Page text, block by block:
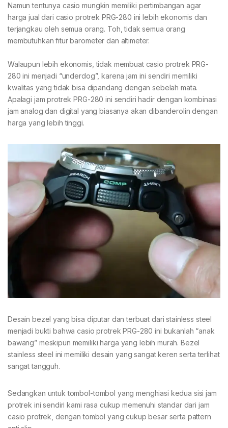
Namun tentunya casio mungkin memiliki pertimbangan agar
harga jual dari casio protrek PRG-280 ini lebih ekonomis dan
terjangkau oleh semua orang. Toh, tidak semua orang
membutuhkan fitur barometer dan altimeter.
Walaupun lebih ekonomis, tidak membuat casio protrek PRG-
280 ini menjadi “underdog”, karena jam ini sendiri memiliki
kwalitas yang tidak bisa dipandang dengan sebelah mata.
Apalagi jam protrek PRG-280 ini sendiri hadir dengan kombinasi
jam analog dan digital yang biasanya akan dibanderolin dengan
harga yang lebih tinggi.
Desain bezel yang bisa diputar dan terbuat dari stainless steel
menjadi bukti bahwa casio protrek PRG-280 ini bukanlah “anak
bawang” meskipun memiliki harga yang lebih murah. Bezel
stainless steel ini memiliki desain yang sangat keren serta terlihat
sangat tangguh.
Sedangkan untuk tombol-tombol yang menghiasi kedua sisi jam
protrek ini sendiri kami rasa cukup memenuhi standar dari jam
casio protrek, dengan tombol yang cukup besar serta pattern